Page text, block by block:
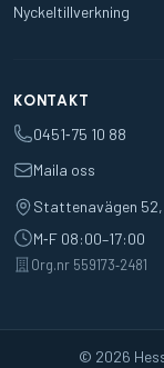
Nyckeltillverkning
KONTAKT
0451‑75 10 88
Maila oss
Stattenavägen 52,
M‑F 08:00–17:00
Org.nr 559173‑2481
© 2026